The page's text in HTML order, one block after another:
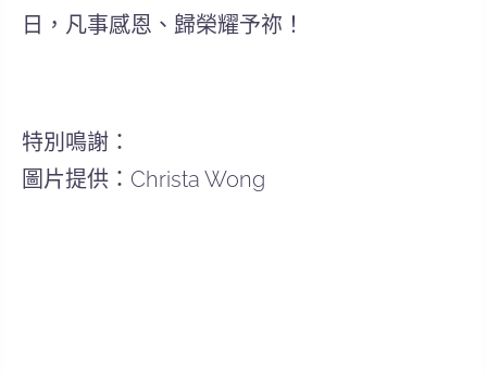
日，凡事感恩、歸榮耀予祢！
特別鳴謝：
圖片提供：Christa Wong